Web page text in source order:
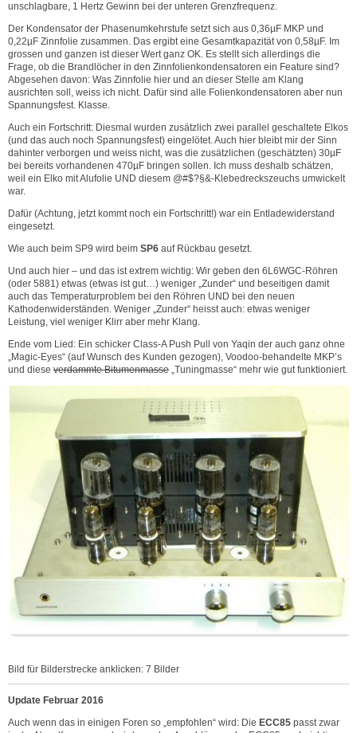
unschlagbare, 1 Hertz Gewinn bei der unteren Grenzfrequenz.
Der Kondensator der Phasenumkehrstufe setzt sich aus 0,36µF MKP und
0,22µF Zinnfolie zusammen. Das ergibt eine Gesamtkapazität von 0,58µF. Im
grossen und ganzen ist dieser Wert ganz OK. Es stellt sich allerdings die
Frage, ob die Brandlöcher in den Zinnfolienkondensatoren ein Feature sind?
Abgesehen davon: Was Zinnfolie hier und an dieser Stelle am Klang
ausrichten soll, weiss ich nicht. Dafür sind alle Folienkondensatoren aber nun
Spannungsfest. Klasse.
Auch ein Fortschritt: Diesmal wurden zusätzlich zwei parallel geschaltete Elkos
(und das auch noch Spannungsfest) eingelötet. Auch hier bleibt mir der Sinn
dahinter verborgen und weiss nicht, was die zusätzlichen (geschätzten) 30µF
bei bereits vorhandenen 470µF bringen sollen. Ich muss deshalb schätzen,
weil ein Elko mit Alufolie UND diesem @#$?§&-Klebedreckszeuchs umwickelt
war.
Dafür (Achtung, jetzt kommt noch ein Fortschritt!) war ein Entladewiderstand
eingesetzt.
Wie auch beim SP9 wird beim SP6 auf Rückbau gesetzt.
Und auch hier – und das ist extrem wichtig: Wir geben den 6L6WGC-Röhren
(oder 5881) etwas (etwas ist gut…) weniger „Zunder“ und beseitigen damit
auch das Temperaturproblem bei den Röhren UND bei den neuen
Kathodenwiderständen. Weniger „Zunder“ heisst auch: etwas weniger
Leistung, viel weniger Klirr aber mehr Klang.
Ende vom Lied: Ein schicker Class-A Push Pull von Yaqin der auch ganz ohne
„Magic-Eyes“ (auf Wunsch des Kunden gezogen), Voodoo-behandelte MKP’s
und diese verdammte Bitumenmasse „Tuningmasse“ mehr wie gut funktioniert.
Bild für Bilderstrecke anklicken: 7 Bilder
Update Februar 2016
Auch wenn das in einigen Foren so „empfohlen“ wird: Die ECC85 passt zwar